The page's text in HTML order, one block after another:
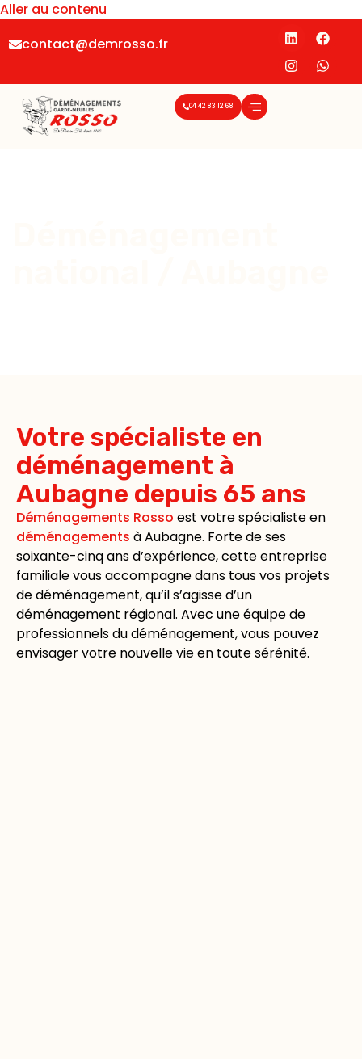
Aller au contenu
contact@demrosso.fr
04 42 83 12 68
Votre spécialiste en
déménagement à
Aubagne depuis 65 ans
Déménagements Rosso est votre spécialiste en
déménagements à Aubagne. Forte de ses
soixante-cinq ans d’expérience, cette entreprise
familiale vous accompagne dans tous vos projets
de déménagement, qu’il s’agisse d’un
déménagement régional. Avec une équipe de
professionnels du déménagement, vous pouvez
envisager votre nouvelle vie en toute sérénité.